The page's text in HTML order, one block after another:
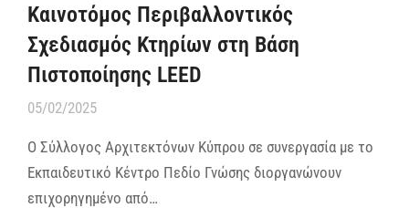
Καινοτόμος Περιβαλλοντικός
Σχεδιασμός Κτηρίων στη Βάση
Πιστοποίησης LEED
05/02/2025
Ο Σύλλογος Αρχιτεκτόνων Κύπρου σε συνεργασία με το
Εκπαιδευτικό Κέντρο Πεδίο Γνώσης διοργανώνουν
επιχορηγημένο από…